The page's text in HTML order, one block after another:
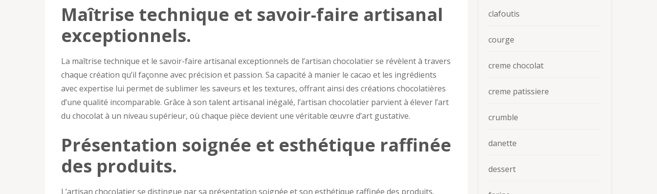
Maîtrise technique et savoir-faire artisanal
exceptionnels.
La maîtrise technique et le savoir-faire artisanal exceptionnels de l’artisan chocolatier se révèlent à travers
chaque création qu’il façonne avec précision et passion. Sa capacité à manier le cacao et les ingrédients
avec expertise lui permet de sublimer les saveurs et les textures, offrant ainsi des créations chocolatières
d’une qualité incomparable. Grâce à son talent artisanal inégalé, l’artisan chocolatier parvient à élever l’art
du chocolat à un niveau supérieur, où chaque pièce devient une véritable œuvre d’art gustative.
Présentation soignée et esthétique raffinée
des produits.
L’artisan chocolatier se distingue par sa présentation soignée et son esthétique raffinée des produits.
clafoutis
courge
creme chocolat
creme patissiere
crumble
danette
dessert